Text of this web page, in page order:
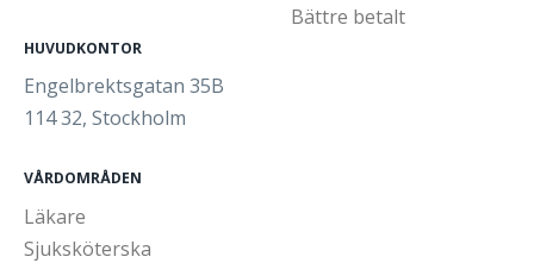
HUVUDKONTOR
Engelbrektsgatan 35B
114 32, Stockholm
Bättre betalt
VÅRDOMRÅDEN
Läkare
Sjuksköterska